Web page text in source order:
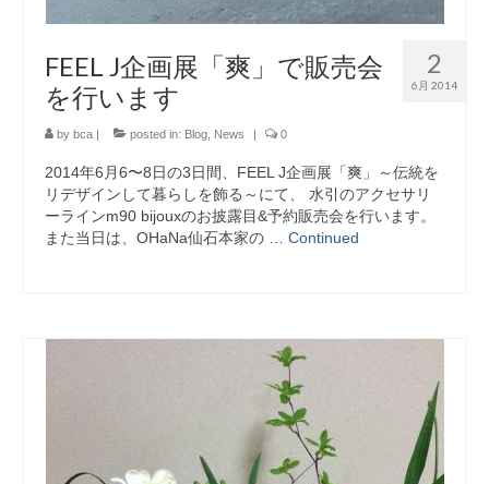
2
6月 2014
FEEL J企画展「爽」で販売会
を行います
by bca | posted in: Blog News | 0
2014年6月6〜8日の3日間、FEEL J企画展「爽」～伝統を
リデザインして暮らしを飾る～にて、 水引のアクセサリ
ーラインm90 bijouxのお披露目&予約販売会を行います。
また当日は、OHaNa仙石本家の … Continued